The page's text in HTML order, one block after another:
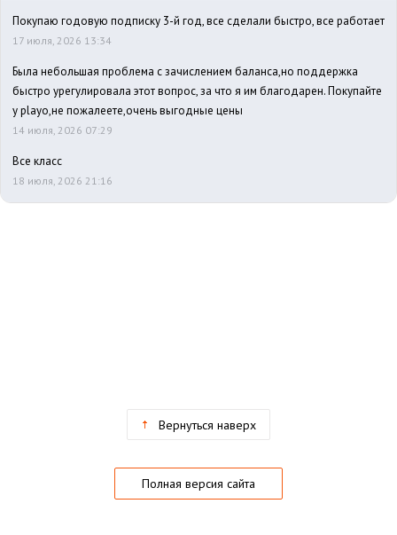
Покупаю годовую подписку 3-й год, все сделали быстро, все работает
17 июля, 2026 13:34
Была небольшая проблема с зачислением баланса,но поддержка
быстро урегулировала этот вопрос, за что я им благодарен. Покупайте
у playo,не пожалеете,очень выгодные цены
14 июля, 2026 07:29
Все класс
18 июля, 2026 21:16
Вернуться наверх
Полная версия сайта